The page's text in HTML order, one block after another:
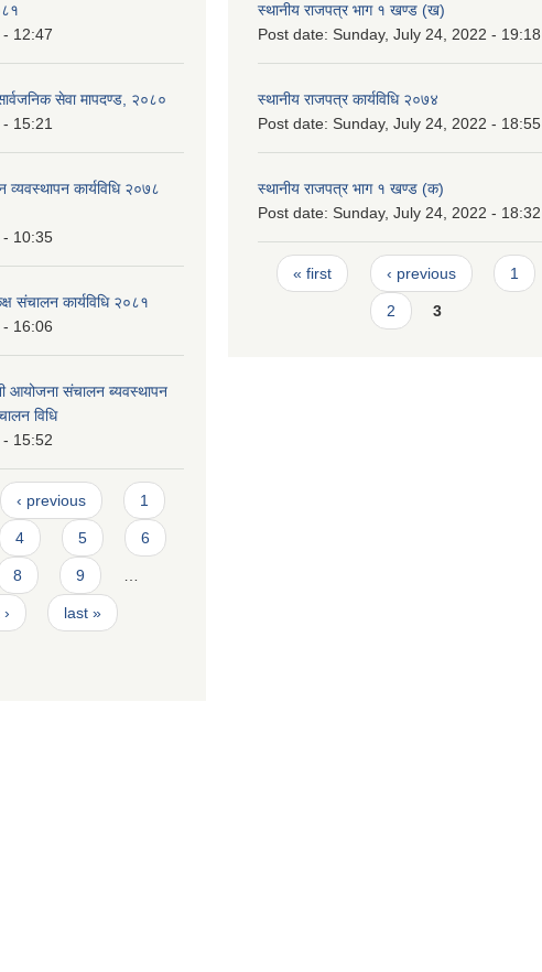
12:47
सेवा मापदण्ड, २०८०
15:21
व्यवस्थापन कार्यविधि २०७८
- 10:35
संचालन कार्यविधि २०८१
16:06
आयोजना संचालन ब्यवस्थापन
विधि
15:52
‹ previous 1
4 5 6
8 9
last »
स्थानीय राजपत्र भाग १ खण्ड (ख)
Post date: Sunday, July 24, 2022 - 19:18
स्थानीय राजपत्र कार्यविधि २०७४
Post date: Sunday, July 24, 2022 - 18:55
स्थानीय राजपत्र भाग १ खण्ड (क)
Post date: Sunday, July 24, 2022 - 18:32
Pages
« first ‹ previous 1
2 3